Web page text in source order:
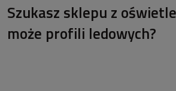
Szukasz sklepu z
może profili ledowych?